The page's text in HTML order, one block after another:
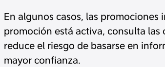
En algunos casos, las
promoción está activa, consulta
reduce el riesgo de basarse en
mayor confianza.